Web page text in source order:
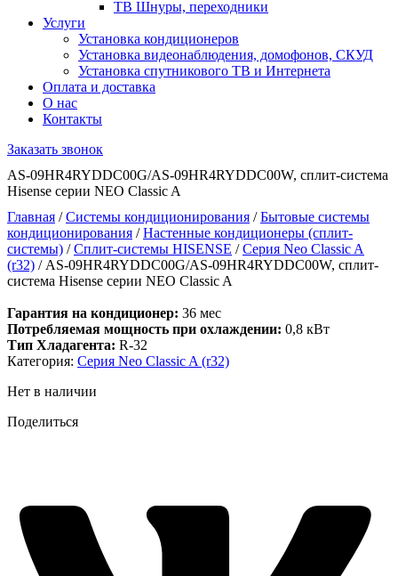
ТВ Шнуры, переходники
Услуги
Установка кондиционеров
Установка видеонаблюдения, домофонов, СКУД
Установка спутникового ТВ и Интернета
Оплата и доставка
О нас
Контакты
Заказать звонок
AS-09HR4RYDDC00G/AS-09HR4RYDDC00W, сплит-система
Hisense серии NEO Classic A
Главная /Системы кондиционирования /Бытовые системы
кондиционирования /Настенные кондиционеры (сплит-
системы) /Сплит-системы HISENSE /Серия Neo Classic A
(r32) / AS-09HR4RYDDC00G/AS-09HR4RYDDC00W, сплит-
система Hisense серии NEO Classic A
Гарантия на кондиционер: 36 мес
Потребляемая мощность при охлаждении: 0,8 кВт
Тип Хладагента: R-32
Категория: Серия Neo Classic A (r32)
Нет в наличии
Поделиться